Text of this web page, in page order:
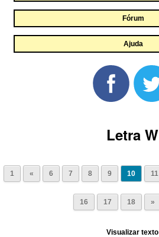
Fórum
Ajuda
Letra W
1 « 6 7 8 9 10 11
16 17 18 »
Visualizar texto